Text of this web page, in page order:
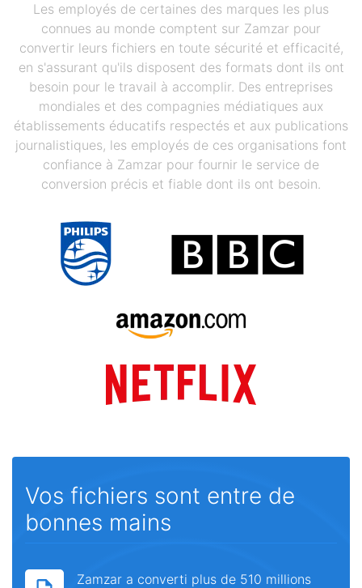
Les employés de certaines des marques les plus
connues au monde comptent sur Zamzar pour
convertir leurs fichiers en toute sécurité et efficacité,
en s'assurant qu'ils disposent des formats dont ils ont
besoin pour le travail à accomplir. Des entreprises
mondiales et des compagnies médiatiques aux
établissements éducatifs respectés et aux publications
journalistiques, les employés de ces organisations font
confiance à Zamzar pour fournir le service de
conversion précis et fiable dont ils ont besoin.
Vos fichiers sont entre de
bonnes mains
Zamzar a converti plus de 510 millions